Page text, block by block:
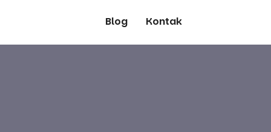
Blog Kontak